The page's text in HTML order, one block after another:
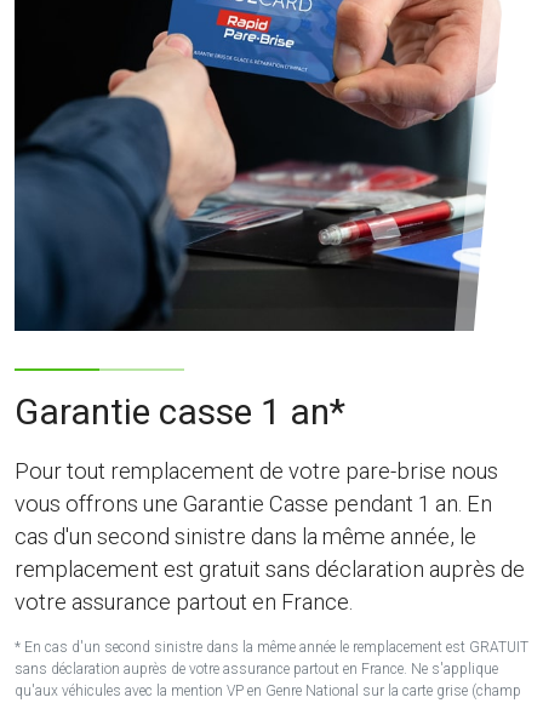
Garantie casse 1 an*
Pour tout remplacement de votre pare-brise nous
vous offrons une Garantie Casse pendant 1 an. En
cas d'un second sinistre dans la même année, le
remplacement est gratuit sans déclaration auprès de
votre assurance partout en France.
* En cas d'un second sinistre dans la même année le remplacement est GRATUIT
sans déclaration auprès de votre assurance partout en France. Ne s'applique
qu'aux véhicules avec la mention VP en Genre National sur la carte grise (champ